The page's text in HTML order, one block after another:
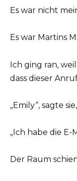
Es war nicht
Es war Martins
Ich ging ran,
dass dieser
„Emily“, sagte
„Ich habe die E-
Der Raum